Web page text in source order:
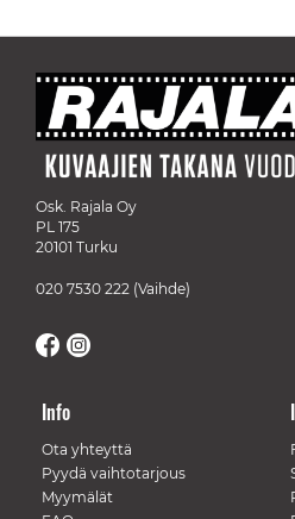
Osk. Rajala Oy
PL 175
20101 Turku
020 7530 222 (Vaihde)
Info
Ota yhteyttä
Pyydä vaihtotarjous
Myymälät